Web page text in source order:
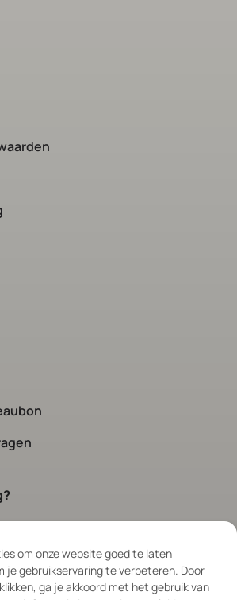
via chat
– 19:00
om onze website goed te laten
je gebruikservaring te verbeteren. Door
ga je akkoord met het gebruik van